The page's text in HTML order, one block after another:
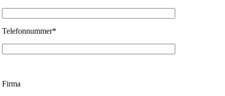
Telefonnummer*
Firma